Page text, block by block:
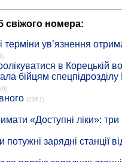
свіжого номера:
ув’язнення
в Корецькій
бійцям
(2361)
«Доступні ліки»: три
зарядні станції